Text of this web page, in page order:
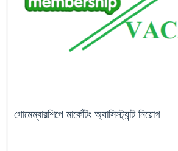
গোমেম্বারশিপে মার্কেটিং অ্যাসিস্ট্যান্ট নিয়োগ